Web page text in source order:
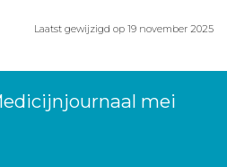
Laatst gewijzigd op 19 november 2025
mei